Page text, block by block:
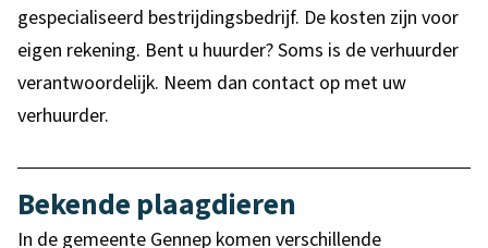
gespecialiseerd bestrijdingsbedrijf. De kosten zijn voor
eigen rekening. Bent u huurder? Soms is de verhuurder
verantwoordelijk. Neem dan contact op met uw
verhuurder.
Bekende plaagdieren
In de gemeente Gennep komen verschillende